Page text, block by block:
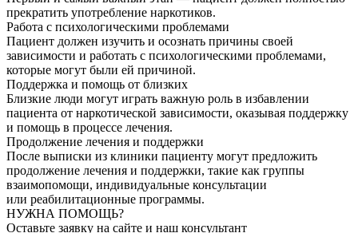
прекратить употребление наркотиков.
Работа с психологическими проблемами
Пациент должен изучить и осознать причины своей
зависимости и работать с психологическими проблемами,
которые могут были ей причиной.
Поддержка и помощь от близких
Близкие люди могут играть важную роль в избавлении
пациента от наркотической зависимости, оказывая поддержку
и помощь в процессе лечения.
Продолжение лечения и поддержки
После выписки из клиники пациенту могут предложить
продолжение лечения и поддержки, такие как группы
взаимопомощи, индивидуальные консультации
или реабилитационные программы.
НУЖНА ПОМОЩЬ?
Оставьте заявку на сайте и наш консультант